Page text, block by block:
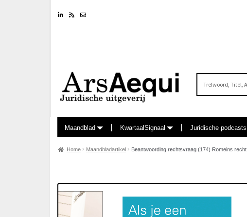
LinkedinRSS feed
Maandblad KwartaalSignaal Juridische podcasts
Home Maandbladartikel Beantwoording rechtsvraag (174) Romeins recht